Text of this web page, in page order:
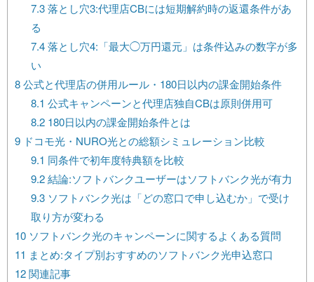
7.3落とし穴3:代理店CBには短期解約時の返還条件があ
る
7.4落とし穴4:「最大◯万円還元」は条件込みの数字が多
い
8公式と代理店の併用ルール・180日以内の課金開始条件
8.1 公式キャンペーンと代理店独自CBは原則併用可
8.2180日以内の課金開始条件とは
9 ドコモ光・NURO光との総額シミュレーション比較
9.1 同条件で初年度特典額を比較
9.2結論:ソフトバンクユーザーはソフトバンク光が有力
9.3ソフトバンク光は「どの窓口で申し込むか」で受け
取り方が変わる
10 ソフトバンク光のキャンペーンに関するよくある質問
11 まとめ:タイプ別おすすめのソフトバンク光申込窓口
12関連記事